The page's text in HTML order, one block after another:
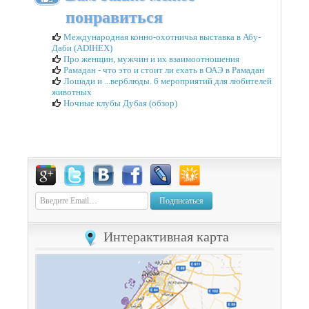
понравиться
Международная конно-охотничья выставка в Абу-
Даби (ADIHEX)
Про женщин, мужчин и их взаимоотношения
Рамадан - что это и стоит ли ехать в ОАЭ в Рамадан
Лошади и ...верблюды. 6 мероприятий для любителей
животных
Ночные клубы Дубая (обзор)
Подписаться
Интерактивная карта